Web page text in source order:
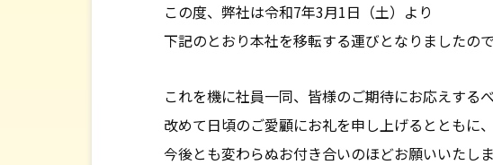
この度、弊社は令和7年3月1日（土）より
下記のとおり本社を移転する運びとなりましたの
これを機に社員一同、皆様のご期待にお応えする
改めて日頃のご愛顧にお礼を申し上げるとともに、
今後とも変わらぬお付き合いのほどお願いいたしま